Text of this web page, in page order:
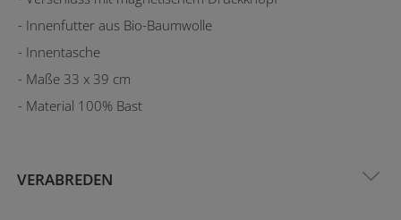
- Innenfutter aus Bio-Baumwolle
- Innentasche
- Maße 33 x 39 cm
- Material 100% Bast
VERABREDEN